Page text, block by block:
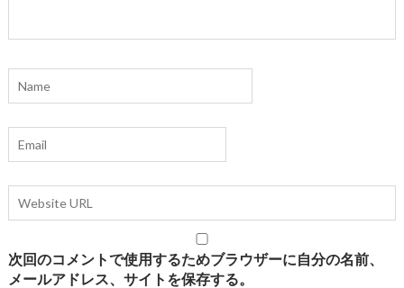
次回のコメントで使用するためブラウザーに自分の名前、
メールアドレス、サイトを保存する。